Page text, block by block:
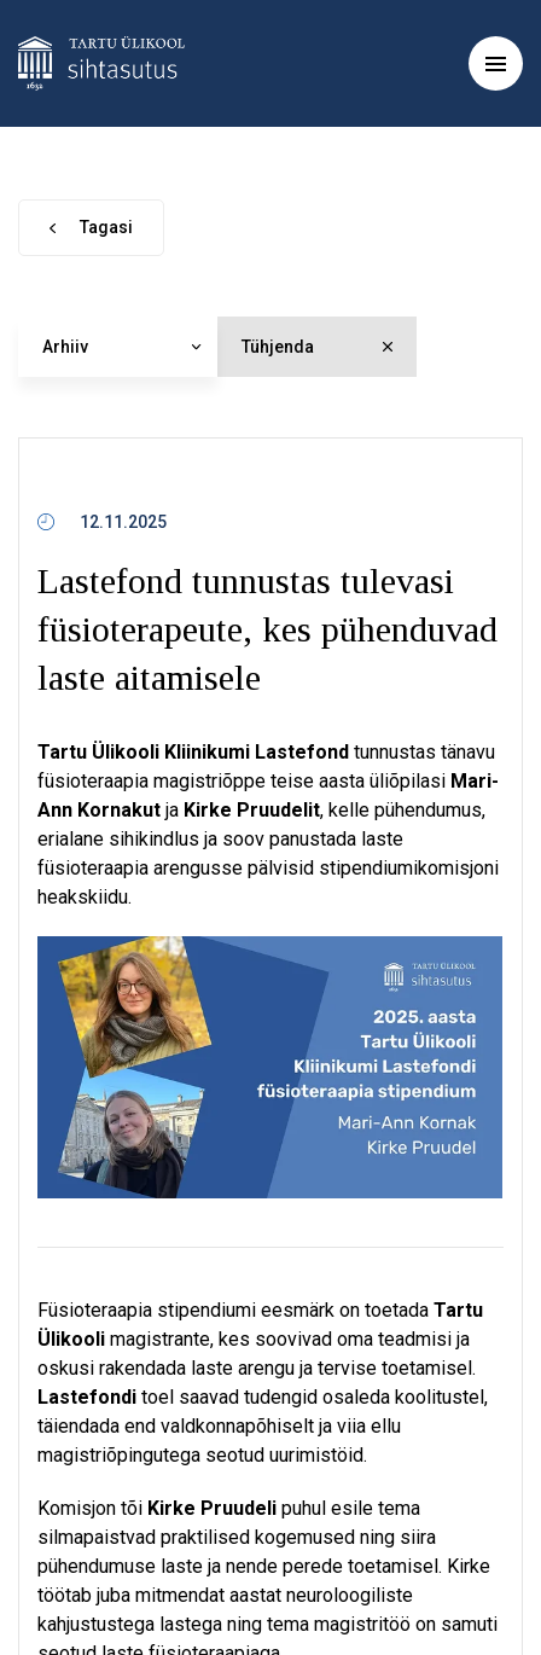
Tagasi
Arhiiv Tühjenda
12.11.2025
Lastefond tunnustas tulevasi
füsioterapeute, kes pühenduvad
laste aitamisele
Tartu Ülikooli Kliinikumi Lastefond tunnustas tänavu
füsioteraapia magistriõppe teise aasta üliõpilasi Mari-
Ann Kornakut ja Kirke Pruudelit, kelle pühendumus,
erialane sihikindlus ja soov panustada laste
füsioteraapia arengusse pälvisid stipendiumikomisjoni
heakskiidu.
Füsioteraapia stipendiumi eesmärk on toetada Tartu
Ülikooli magistrante, kes soovivad oma teadmisi ja
oskusi rakendada laste arengu ja tervise toetamisel.
Lastefondi toel saavad tudengid osaleda koolitustel,
täiendada end valdkonnapõhiselt ja viia ellu
magistriõpingutega seotud uurimistöid.
Komisjon tõi Kirke Pruudeli puhul esile tema
silmapaistvad praktilised kogemused ning siira
pühendumuse laste ja nende perede toetamisel. Kirke
töötab juba mitmendat aastat neuroloogiliste
kahjustustega lastega ning tema magistritöö on samuti